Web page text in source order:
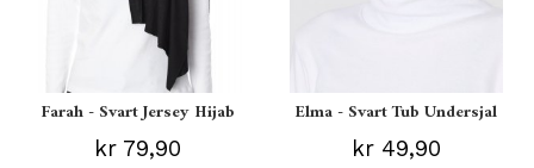
Farah - Svart Jersey Hijab
kr 79,90
Elma - Svart Tub Undersjal
kr 49,90